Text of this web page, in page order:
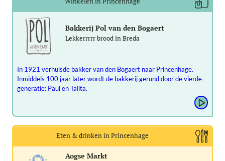
Bakkerij Pol van den Bogaert
Lekkerrrrr brood in Breda
In 1921 verhuisde bakker van den Bogaert naar Princenhage.
Inmiddels 100 jaar later wordt de bakkerij gerund door de vierde
generatie: Paul en Talita.
Eten & drinken in Princenhage
Aogse Markt